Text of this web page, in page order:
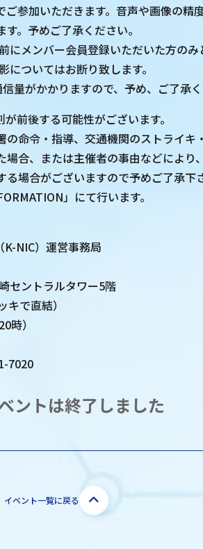
参加いただきます。音声や画像の精
。予めご了承ください。
にメンバー会員登録いただいた方のみ
についてはお断り致します。
量がかかりますので、予め、ご了承く
前後する可能性がございます。
の命令・指導、交通機関のストライキ
合、または主催者の事由などにより
場合がございますので予めご了承下
」にて行います。
NIC）運営事務局
セントラルタワー5階
キで直結）
時）
7020
ントは終了しました
イベント一覧に戻る